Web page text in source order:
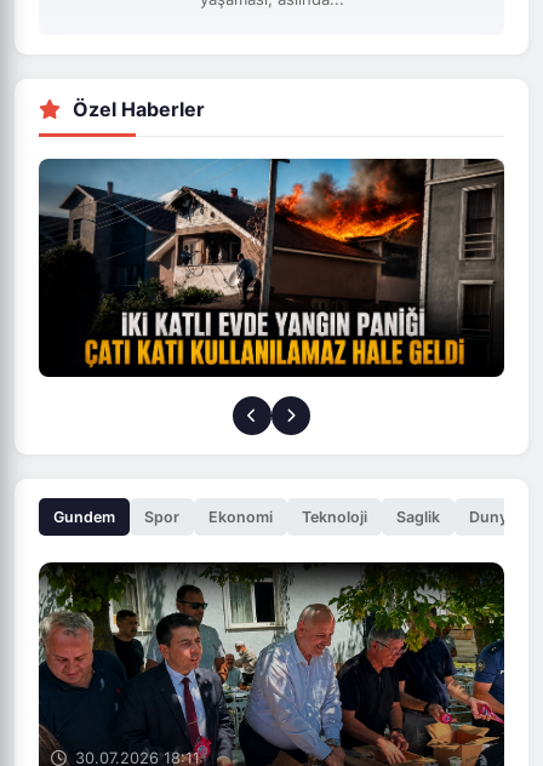
Özel Haberler
Ekonomi Teknoloji Saglik
30.07.2026 18:11